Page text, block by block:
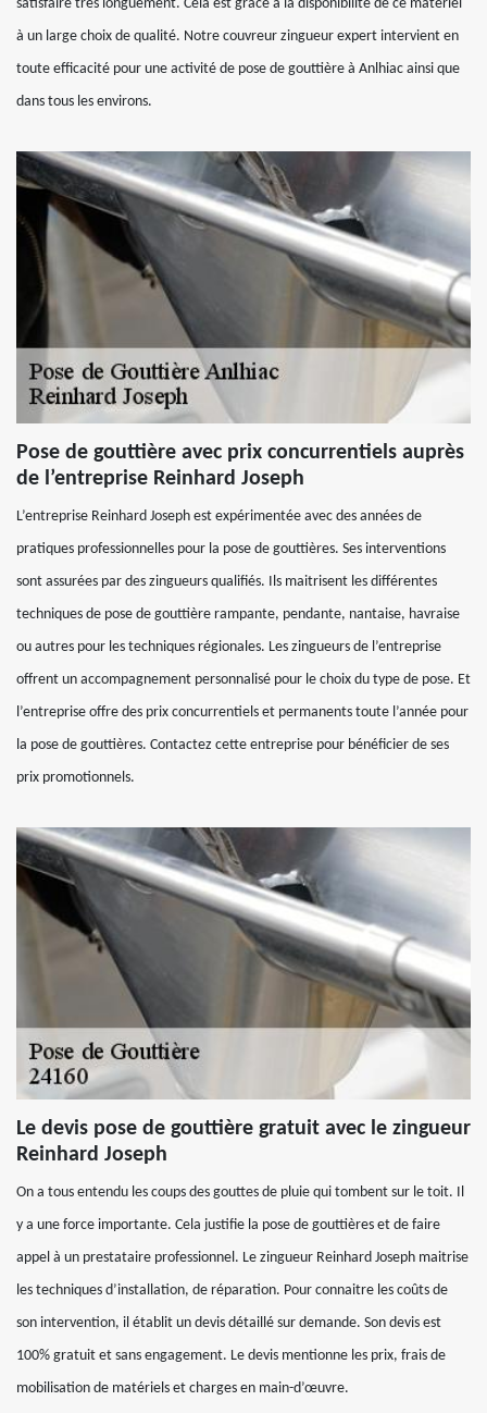
satisfaire très longuement. Cela est grâce à la disponibilité de ce matériel
à un large choix de qualité. Notre couvreur zingueur expert intervient en
toute efficacité pour une activité de pose de gouttière à Anlhiac ainsi que
dans tous les environs.
Pose de gouttière avec prix concurrentiels auprès
de l’entreprise Reinhard Joseph
L’entreprise Reinhard Joseph est expérimentée avec des années de
pratiques professionnelles pour la pose de gouttières. Ses interventions
sont assurées par des zingueurs qualifiés. Ils maitrisent les différentes
techniques de pose de gouttière rampante, pendante, nantaise, havraise
ou autres pour les techniques régionales. Les zingueurs de l’entreprise
offrent un accompagnement personnalisé pour le choix du type de pose. Et
l’entreprise offre des prix concurrentiels et permanents toute l’année pour
la pose de gouttières. Contactez cette entreprise pour bénéficier de ses
prix promotionnels.
Le devis pose de gouttière gratuit avec le zingueur
Reinhard Joseph
On a tous entendu les coups des gouttes de pluie qui tombent sur le toit. Il
y a une force importante. Cela justifie la pose de gouttières et de faire
appel à un prestataire professionnel. Le zingueur Reinhard Joseph maitrise
les techniques d’installation, de réparation. Pour connaitre les coûts de
son intervention, il établit un devis détaillé sur demande. Son devis est
100% gratuit et sans engagement. Le devis mentionne les prix, frais de
mobilisation de matériels et charges en main-d’œuvre.